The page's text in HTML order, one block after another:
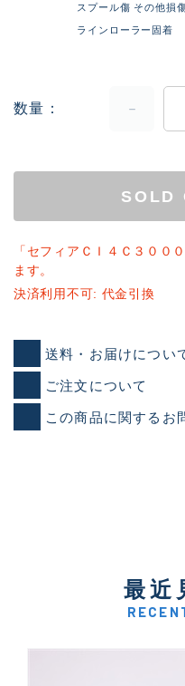
スプール傷 その他損
ラインローラー固着
数量
SOLD
「セフィアＣＩ４Ｃ３００
ます。
決済利用不可: 代金引換
送料・お届けについ
ご注文について
この商品に関するお
最近